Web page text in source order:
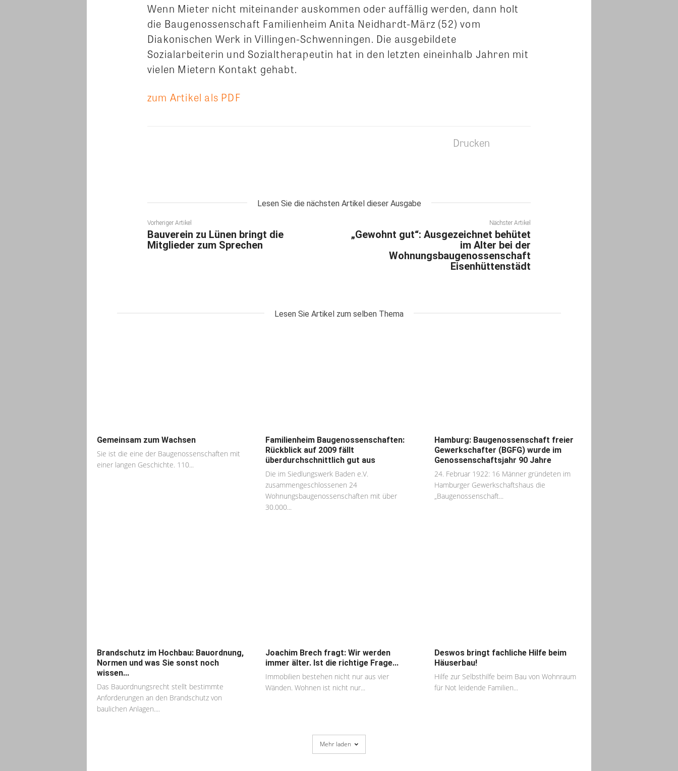
Wenn Mieter nicht miteinander auskommen oder auffällig werden, dann holt
die Baugenossenschaft Familienheim Anita Neidhardt-März (52) vom
Diakonischen Werk in Villingen-Schwenningen. Die ausgebildete
Sozialarbeiterin und Sozialtherapeutin hat in den letzten eineinhalb Jahren mit
vielen Mietern Kontakt gehabt.
zum Artikel als PDF
Drucken
Lesen Sie die nächsten Artikel dieser Ausgabe
Vorheriger Artikel
Bauverein zu Lünen bringt die
Mitglieder zum Sprechen
Nächster Artikel
„Gewohnt gut“: Ausgezeichnet behütet
im Alter bei der
Wohnungsbaugenossenschaft
Eisenhüttenstädt
Lesen Sie Artikel zum selben Thema
Gemeinsam zum Wachsen
Sie ist die eine der Baugenossenschaften mit
einer langen Geschichte. 110...
Familienheim Baugenossenschaften:
Rückblick auf 2009 fällt
überdurchschnittlich gut aus
Die im Siedlungswerk Baden e.V.
zusammengeschlossenen 24
Wohnungsbaugenossenschaften mit über
30.000...
Hamburg: Baugenossenschaft freier
Gewerkschafter (BGFG) wurde im
Genossenschaftsjahr 90 Jahre
24. Februar 1922: 16 Männer gründeten im
Hamburger Gewerkschaftshaus die
„Baugenossenschaft...
Brandschutz im Hochbau: Bauordnung,
Normen und was Sie sonst noch
wissen...
Das Bauordnungsrecht stellt bestimmte
Anforderungen an den Brandschutz von
baulichen Anlagen....
Joachim Brech fragt: Wir werden
immer älter. Ist die richtige Frage...
Immobilien bestehen nicht nur aus vier
Wänden. Wohnen ist nicht nur...
Deswos bringt fachliche Hilfe beim
Häuserbau!
Hilfe zur Selbsthilfe beim Bau von Wohnraum
für Not leidende Familien...
Mehr laden